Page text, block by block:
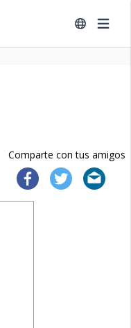
Comparte con tus amigos